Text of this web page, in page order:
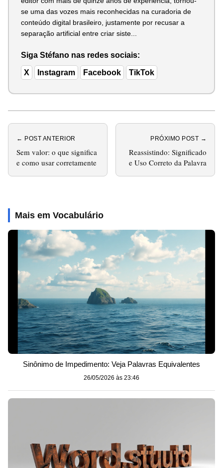
se uma das vozes mais reconhecidas na curadoria de
conteúdo digital brasileiro, justamente por recusar a
separação artificial entre criar siste...
Siga Stéfano nas redes sociais:
X Instagram Facebook TikTok
← POST ANTERIOR
Sem valor: o que significa
e como usar corretamente
PRÓXIMO POST →
Reassistindo: Significado
e Uso Correto da Palavra
Mais em Vocabulário
Sinônimo de Impedimento: Veja Palavras Equivalentes
26/05/2026 às 23:46